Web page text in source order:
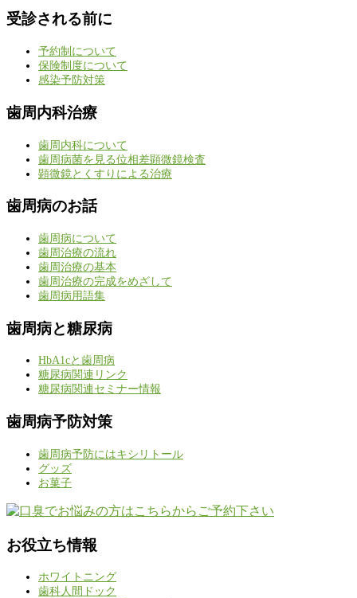
受診される前に
予約制について
保険制度について
感染予防対策
歯周内科治療
歯周内科について
歯周病菌を見る位相差顕微鏡検査
顕微鏡とくすりによる治療
歯周病のお話
歯周病について
歯周治療の流れ
歯周治療の基本
歯周治療の完成をめざして
歯周病用語集
歯周病と糖尿病
HbA1cと歯周病
糖尿病関連リンク
糖尿病関連セミナー情報
歯周病予防対策
歯周病予防にはキシリトール
グッズ
お菓子
お役立ち情報
ホワイトニング
歯科人間ドック